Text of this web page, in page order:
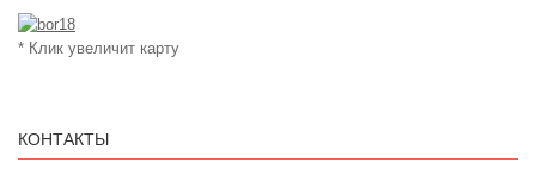
* Клик увеличит карту
КОНТАКТЫ